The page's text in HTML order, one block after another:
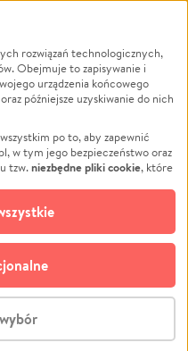
za darmo
Powódź
Wichura
NGO
Edukacja
Podróż
Impreza
Ochrona środowiska
Biznes
Z O.O.
rozwiązań technologicznych,
Obejmuje to zapisywanie i
urządzenia końcowego
późniejsze uzyskiwanie do nich
po to, aby zapewnić
w tym jego bezpieczeństwo oraz
tzw.niezbędne pliki cookie, które
cookie
Możesz wyrazić
W dowolnym momencie masz
„Zarządzaj zgodami cookie”,
Opcjonalne pliki
celach:
nim możemy zrozumieć, jak
– skąd trafiają do serwisu, jak